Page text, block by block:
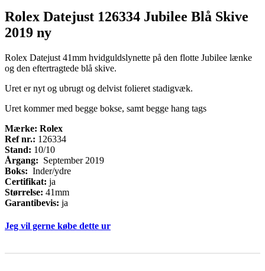
Rolex Datejust 126334 Jubilee Blå Skive
2019 ny
Rolex Datejust 41mm hvidguldslynette på den flotte Jubilee lænke
og den eftertragtede blå skive.
Uret er nyt og ubrugt og delvist folieret stadigvæk.
Uret kommer med begge bokse, samt begge hang tags
Mærke: Rolex
Ref nr.: 126334
Stand: 10/10
Årgang: September 2019
Boks: Inder/ydre
Certifikat: ja
Størrelse: 41mm
Garantibevis: ja
Jeg vil gerne købe dette ur